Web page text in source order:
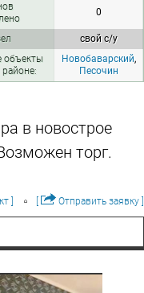
0
свой с/у
объекты
Новобаварский,
Песочин
в новострое
торг.
] Отправить заявку ]